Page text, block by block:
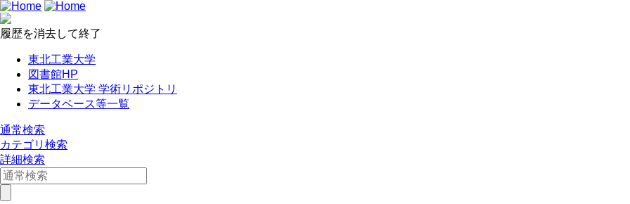
履歴を消去して終了
東北工業大学
図書館HP
東北工業大学 学術リポジトリ
データベース等一覧
通常検索
カテゴリ検索
詳細検索